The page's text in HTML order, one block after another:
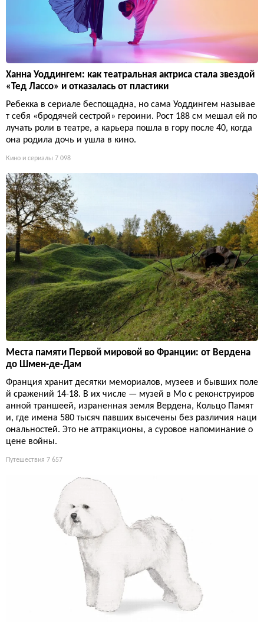
Ханна Уоддингем: как театральная актриса стала звездой
«Тед Лассо» и отказалась от пластики
Ребекка в сериале беспощадна, но сама Уоддингем называе
т себя «бродячей сестрой» героини. Рост 188 см мешал ей по
лучать роли в театре, а карьера пошла в гору после 40, когда
она родила дочь и ушла в кино.
Кино и сериалы 7 098
Места памяти Первой мировой во Франции: от Вердена
до Шмен-де-Дам
Франция хранит десятки мемориалов, музеев и бывших поле
й сражений 14-18. В их числе — музей в Мо с реконструиров
анной траншеей, израненная земля Вердена, Кольцо Памят
и, где имена 580 тысяч павших высечены без различия наци
ональностей. Это не аттракционы, а суровое напоминание о
цене войны.
Путешествия 7 657